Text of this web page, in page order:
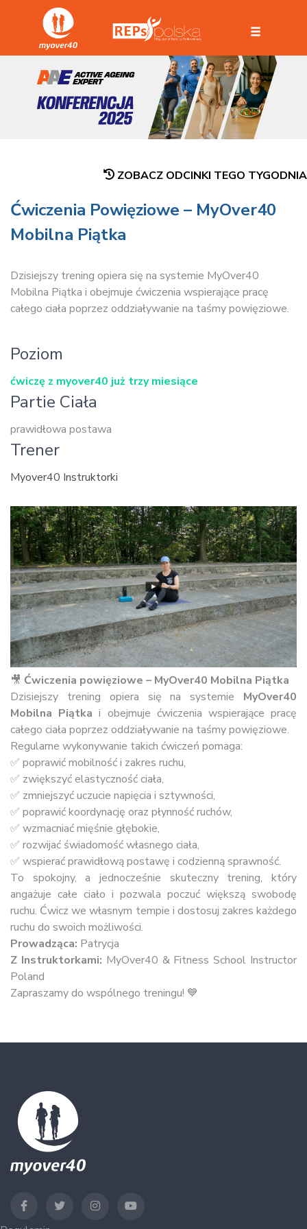
ZOBACZ ODCINKI TEGO TYGODNIA
Ćwiczenia Powięziowe – MyOver40
Mobilna Piątka
Dzisiejszy trening opiera się na systemie MyOver40
Mobilna Piątka i obejmuje ćwiczenia wspierające pracę
całego ciała poprzez oddziaływanie na taśmy powięziowe.
Poziom
ćwiczę z myover40 już trzy miesiące
Partie Ciała
prawidłowa postawa
Trener
Myover40 Instruktorki
🎥 Ćwiczenia powięziowe – MyOver40 Mobilna Piątka
Dzisiejszy trening opiera się na systemie MyOver40
Mobilna Piątka i obejmuje ćwiczenia wspierające pracę
całego ciała poprzez oddziaływanie na taśmy powięziowe.
Regularne wykonywanie takich ćwiczeń pomaga:
✅ poprawić mobilność i zakres ruchu,
✅ zwiększyć elastyczność ciała,
✅ zmniejszyć uczucie napięcia i sztywności,
✅ poprawić koordynację oraz płynność ruchów,
✅ wzmacniać mięśnie głębokie,
✅ rozwijać świadomość własnego ciała,
✅ wspierać prawidłową postawę i codzienną sprawność.
To spokojny, a jednocześnie skuteczny trening, który
angażuje całe ciało i pozwala poczuć większą swobodę
ruchu. Ćwicz we własnym tempie i dostosuj zakres każdego
ruchu do swoich możliwości.
Prowadząca: Patrycja
Z Instruktorkami: MyOver40 & Fitness School Instructor
Poland
Zapraszamy do wspólnego treningu! 💙